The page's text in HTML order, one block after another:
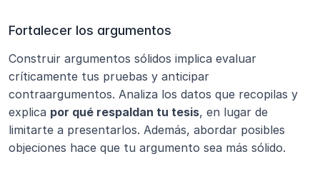
Fortalecer los argumentos
Construir argumentos sólidos implica evaluar
críticamente tus pruebas y anticipar
contraargumentos. Analiza los datos que recopilas y
explica por qué respaldan tu tesis, en lugar de
limitarte a presentarlos. Además, abordar posibles
objeciones hace que tu argumento sea más sólido.